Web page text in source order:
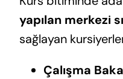
yapılan merkezi
sağlayan
Çalışma